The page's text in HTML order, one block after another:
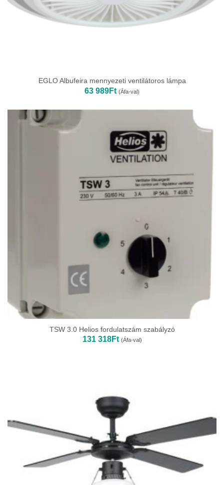
EGLO Albufeira mennyezeti ventilátoros lámpa
63 989Ft (Áfa-val)
TSW 3.0 Helios fordulatszám szabályzó
131 318Ft (Áfa-val)